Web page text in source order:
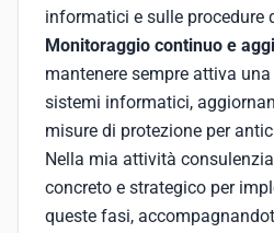
informatici e sulle procedure
Monitoraggio continuo e
mantenere sempre attiva
sistemi informatici,
misure di protezione per
Nella mia attività
concreto e strategico per
queste fasi,